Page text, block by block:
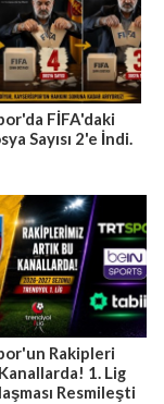
FİFA'daki
Sayısı 2'e İndi.
Rakipleri
1. Lig
Resmileşti